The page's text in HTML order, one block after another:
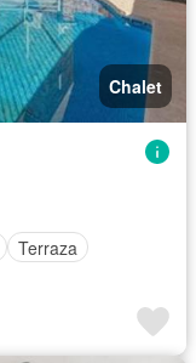
Chalet
Terraza